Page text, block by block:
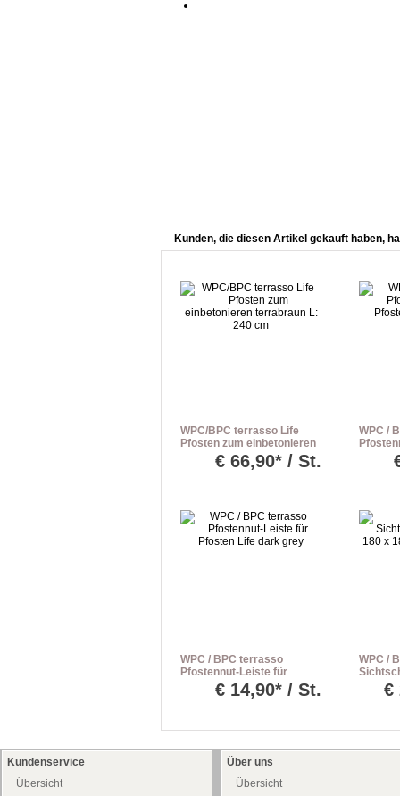
Kunden, die diesen Artikel gekauft haben,
WPC/BPC terrasso Life
Pfosten zum einbetonieren
terrabraun L: 240 cm
€ 66,90* / St.
WPC /
WPC / BPC terrasso
Pfostennut-Leiste für
Pfosten Life dark grey
€ 14,90* / St.
WPC /
180 x
€
Kundenservice
Übersicht
Über uns
Übersicht